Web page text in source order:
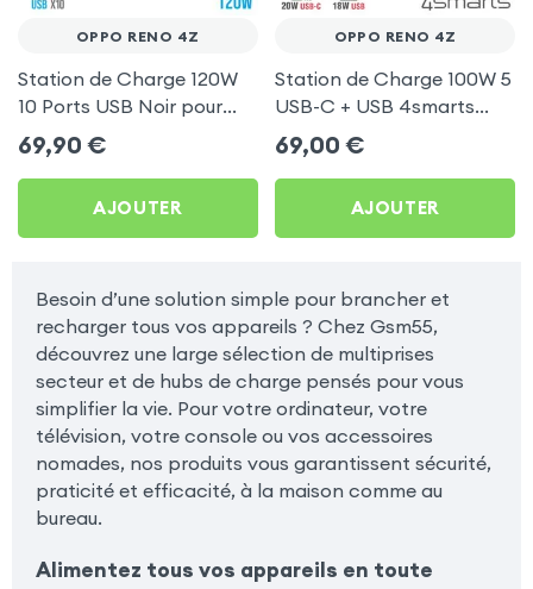
OPPO RENO 4Z
Station de Charge 120W
10 Ports USB Noir pour
Oppo Reno 4Z
69,90 €
AJOUTER
OPPO RENO 4Z
Station de Charge 100W 5
USB-C + USB 4smarts
pour Oppo Reno 4Z
69,00 €
AJOUTER
Besoin d’une solution simple pour brancher et
recharger tous vos appareils ? Chez Gsm55,
découvrez une large sélection de multiprises
secteur et de hubs de charge pensés pour vous
simplifier la vie. Pour votre ordinateur, votre
télévision, votre console ou vos accessoires
nomades, nos produits vous garantissent sécurité,
praticité et efficacité, à la maison comme au
bureau.
Alimentez tous vos appareils en toute